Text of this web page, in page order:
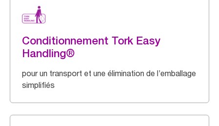
Conditionnement Tork Easy
Handling®
pour un transport et une élimination de l’emballage
simplifiés